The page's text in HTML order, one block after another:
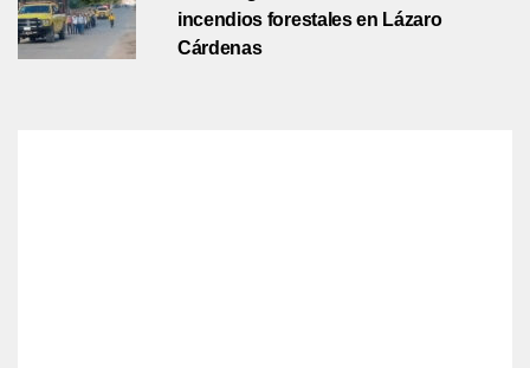
incendios forestales en Lázaro
Cárdenas